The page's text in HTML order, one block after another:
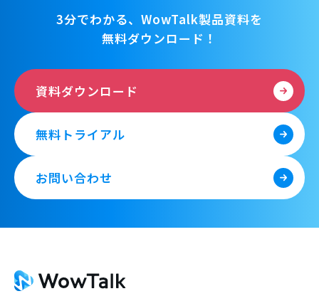
3分でわかる、WowTalk製品資料を
無料ダウンロード！
資料ダウンロード
無料トライアル
お問い合わせ